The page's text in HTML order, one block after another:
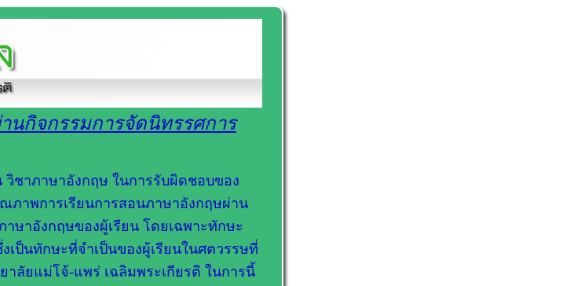
นกิจกรรมการจัดนิทรรศการ
วิชาภาษาอังกฤษ ในการรับผิดชอบของ
าพการเรียนการสอนภาษาอังกฤษผ่าน
าษาอังกฤษของผู้เรียน โดยเฉพาะทักษะ
ป็นทักษะที่จำเป็นของผู้เรียนในศตวรรษที่
ลัยแม่โจ้-แพร่ เฉลิมพระเกียรติ ในการนี้